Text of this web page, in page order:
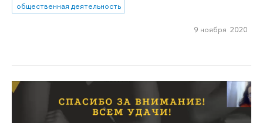
общественная деятельность
9 ноября 2020